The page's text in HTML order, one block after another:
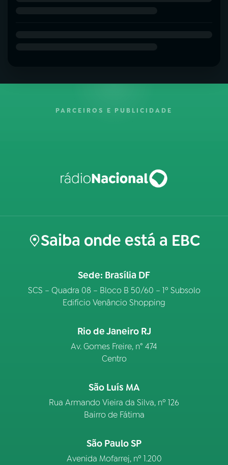
PARCEIROS E PUBLICIDADE
Saiba onde está a EBC
Sede: Brasília DF
SCS – Quadra 08 – Bloco B 50/60 – 1º Subsolo
Edifício Venâncio Shopping
Rio de Janeiro RJ
Av. Gomes Freire, n° 474
Centro
São Luís MA
Rua Armando Vieira da Silva, nº 126
Bairro de Fátima
São Paulo SP
Avenida Mofarrej, nº 1.200